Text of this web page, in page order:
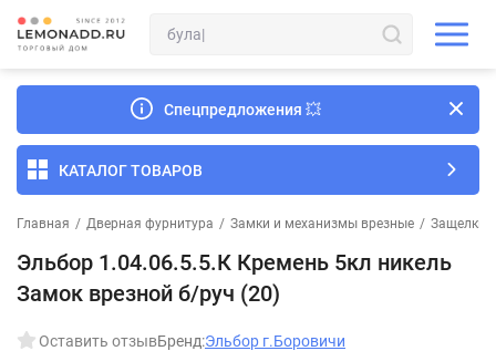
Спецпредложения 💥
КАТАЛОГ ТОВАРОВ
Главная / Дверная фурнитура / Замки и механизмы врезные / Защелки
Эльбор 1.04.06.5.5.К Кремень 5кл никель
Замок врезной б/руч (20)
Оставить отзывБренд:Эльбор г.Боровичи